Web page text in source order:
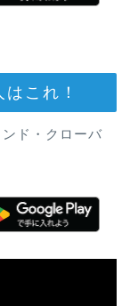
これ！
ド・クローバ